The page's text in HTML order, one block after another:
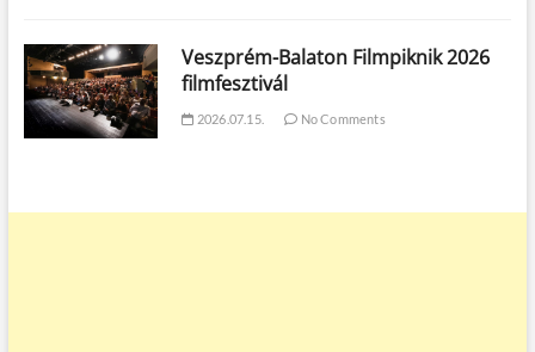
Veszprém-Balaton Filmpiknik 2026
filmfesztivál
2026.07.15. No Comments